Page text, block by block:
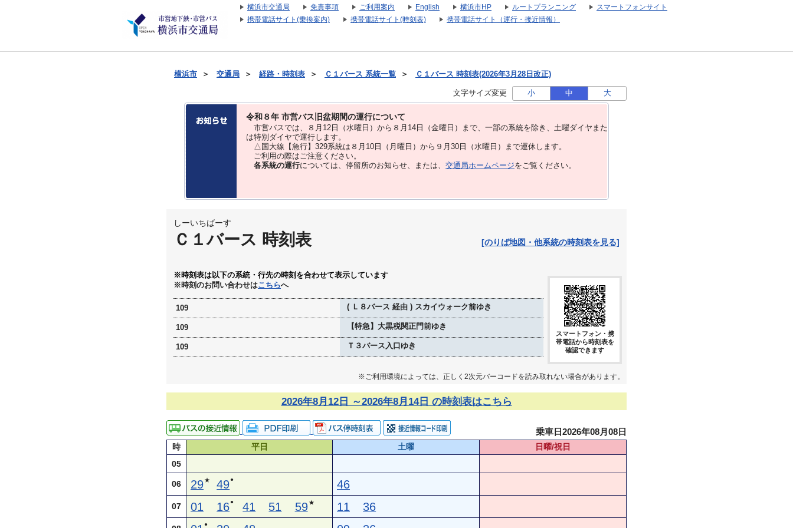
横浜市交通局 免責事項 ご利用案内 English 横浜市HP ルートプランニング
スマートフォンサイト
携帯電話サイト(乗換案内)
携帯電話サイト(時刻表) 携帯電話サイト（運行・接近情報）
横浜市 ＞ 交通局 ＞ 経路・時刻表 ＞ Ｃ１バース 系統一覧 ＞ Ｃ１バース 時刻表(2026年3月28日改正)
文字サイズ変更 小 中 大
令和８年 市営バス旧盆期間の運行について
市営バスでは、８⽉12⽇（水曜日）から８⽉14⽇（金曜日）まで、⼀部の系統を除き、⼟曜ダイヤまた
は特別ダイヤで運⾏します。
△国大線【急行】329系統は８月10日（月曜日）から９月30日（水曜日）まで運休します。
ご利用の際はご注意ください。
各系統の運行については、停留所のお知らせ、または、 交通局ホームページをご覧ください。
しーいちばーす
Ｃ１バース 時刻表 [のりば地図・他系統の時刻表を見る]
※時刻表は以下の系統・行先の時刻を合わせて表示しています
※時刻のお問い合わせはこちらへ
109 ( Ｌ８バース 経由 ) スカイウォーク前ゆき
109 【特急】大黒税関正門前ゆき
109 Ｔ３バース入口ゆき
スマートフォン・携
帯電話から時刻表を
確認できます
※ご利用環境によっては、正しく2次元バーコードを読み取れない場合があります。
2026年8月12日 ～2026年8月14日 の時刻表はこちら
乗車日2026年08月08日
時 平日 土曜
日曜/祝日
05
06 29★ 49● 46
07 01 16● 41 51 59 ★ 11 36
●